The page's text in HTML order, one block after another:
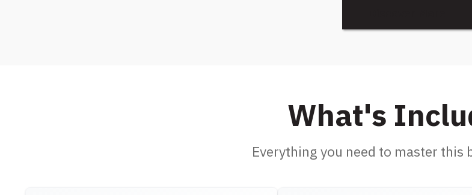
What's
Everything you need to master this